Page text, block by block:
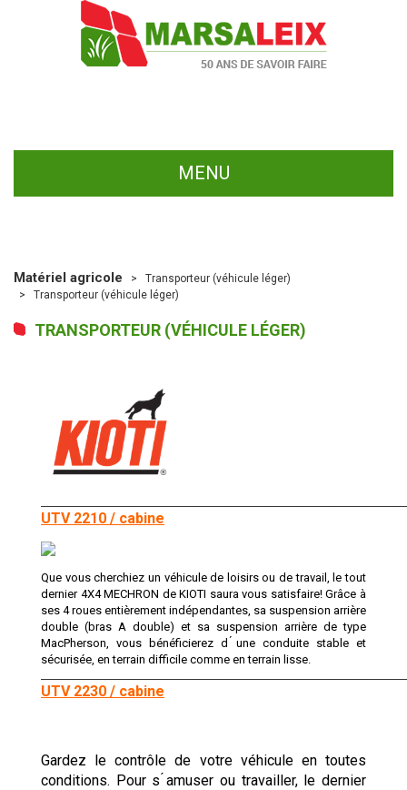
MENU
Matériel agricole
Transporteur (véhicule léger)
Transporteur (véhicule léger)
TRANSPORTEUR (VÉHICULE LÉGER)
UTV 2210 / cabine
Que vous cherchiez un véhicule de loisirs ou de travail, le tout
dernier 4X4 MECHRON de KIOTI saura vous satisfaire! Grâce à
ses 4 roues entièrement indépendantes, sa suspension arrière
double (bras A double) et sa suspension arrière de type
MacPherson, vous bénéficierez d ́une conduite stable et
sécurisée, en terrain difficile comme en terrain lisse.
UTV 2230 / cabine
Gardez le contrôle de votre véhicule en toutes
conditions. Pour s ́amuser ou travailler, le dernier